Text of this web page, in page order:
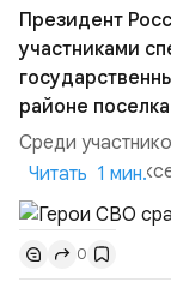
Президент
участниками
районе
Среди
ефрейтор
а также старший
попросил их,
высказать
«Хотел с вами
Читать 1 мин.
0